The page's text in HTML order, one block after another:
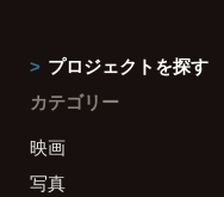
プロジェクトを探す
カテゴリー
映画
写真